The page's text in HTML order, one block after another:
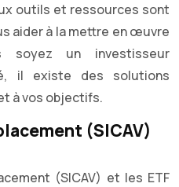
outils et ressources sont
aider à la mettre en œuvre
soyez un investisseur
il existe des solutions
à vos objectifs.
(SICAV)
(SICAV) et les ETF